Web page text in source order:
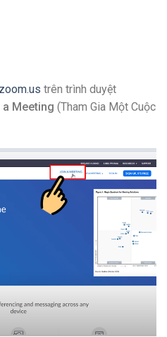
trên trình duyệt
a Meeting (Tham Gia Một Cuộc